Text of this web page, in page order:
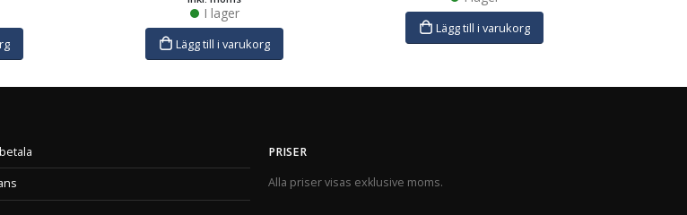
I lager
Lägg till i varukorg
Lägg till i varukorg
PRISER
Alla priser visas exklusive moms.